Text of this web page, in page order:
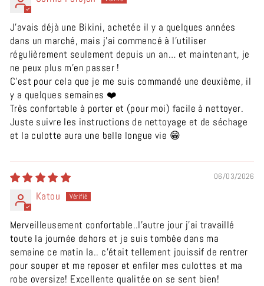
J’avais déjà une Bikini, achetée il y a quelques années
dans un marché, mais j’ai commencé à l’utiliser
régulièrement seulement depuis un an… et maintenant, je
ne peux plus m’en passer !
C'est pour cela que je me suis commandé une deuxième, il
y a quelques semaines ❤️
Très confortable à porter et (pour moi) facile à nettoyer.
Juste suivre les instructions de nettoyage et de séchage
et la culotte aura une belle longue vie 😁
06/03/2026
Katou
Merveilleusement confortable..l'autre jour j'ai travaillé
toute la journée dehors et je suis tombée dans ma
semaine ce matin la.. c'était tellement jouissif de rentrer
pour souper et me reposer et enfiler mes culottes et ma
robe oversize! Excellente qualitée on se sent bien!